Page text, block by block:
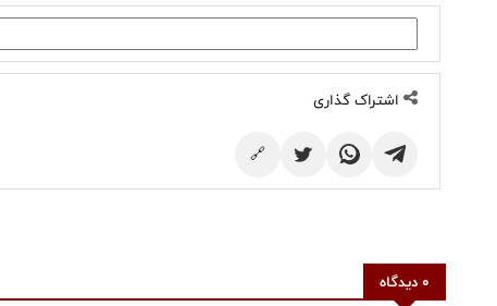
اشتراک گذاری
🔗
0 دیدگاه